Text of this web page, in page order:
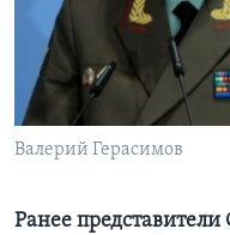
Learning English
СОЦИАЛЬНЫЕ СЕТИ
Языки
Валерий Герасимов
Ранее